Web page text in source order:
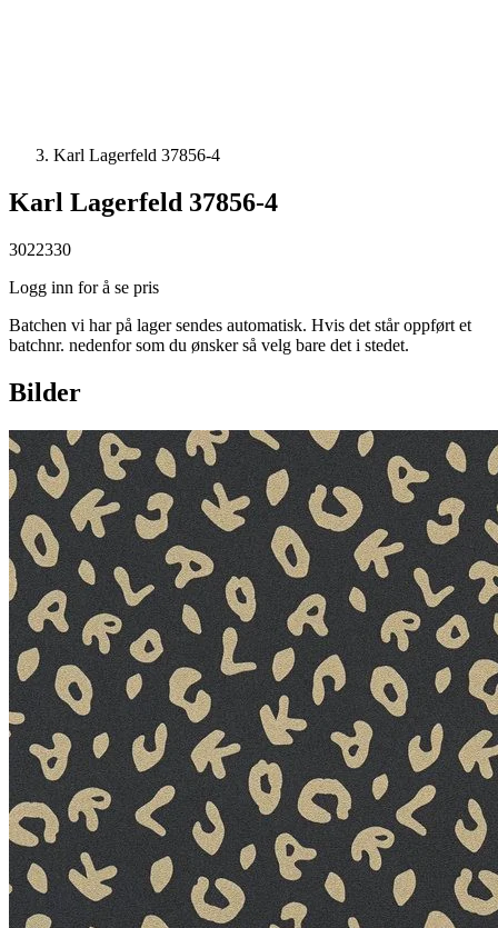
Karl Lagerfeld 37856-4
Karl Lagerfeld 37856-4
3022330
Logg inn for å se pris
Batchen vi har på lager sendes automatisk. Hvis det står oppført et
batchnr. nedenfor som du ønsker så velg bare det i stedet.
Bilder